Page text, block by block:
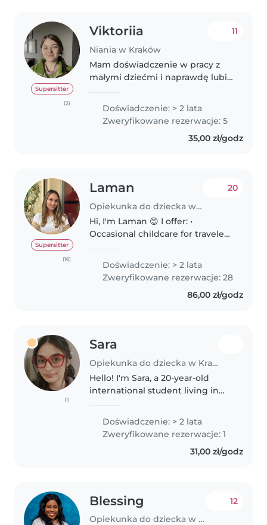
Supersitter
(3)
Viktoriia
Niania w Kraków
11
Mam doświadczenie w pracy z
małymi dziećmi i naprawdę lubię
odkrywaniu świata. Pracowałam
jako niania z dziećmi w wieku 2–
4 lat, a także opiekowałam się..
Doświadczenie: > 2 lata
Zweryfikowane rezerwacje: 5
35,00 zł/godz
Supersitter
(16)
Laman
Opiekunka do dziecka w Kraków
20
Hi, I'm Laman 😊 I offer: •
Occasional childcare for travelers
Private lessons for school
students 📚➕, especially in
Mathematics • For toddlers and..
Doświadczenie: > 2 lata
Zweryfikowane rezerwacje: 28
86,00 zł/godz
(1)
Sara
Opiekunka do dziecka w Kraków
Hello! I'm Sara, a 20-year-old
international student living in
enjoys spending time with
children. I can help with
Doświadczenie: > 2 lata
Zweryfikowane rezerwacje: 1
31,00 zł/godz
Blessing
Opiekunka do dziecka w Kraków
12